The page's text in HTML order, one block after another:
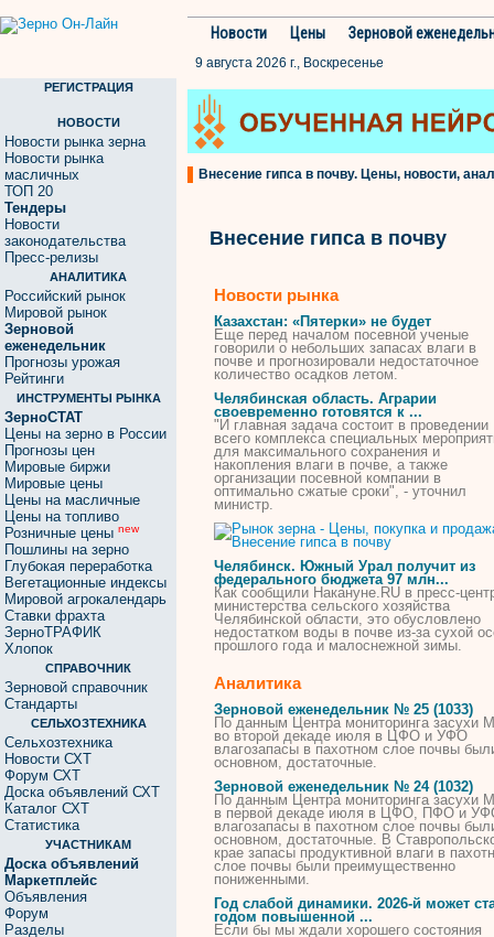
Новости Цены Зерновой
9 августа 2026 г., Воскресенье
РЕГИСТРАЦИЯ
НОВОСТИ
Новости рынка зерна
Новости рынка
масличных
ТОП 20
Тендеры
Новости
законодательства
Пресс-релизы
АНАЛИТИКА
Российский рынок
Мировой рынок
Зерновой
еженедельник
Прогнозы урожая
Рейтинги
ИНСТРУМЕНТЫ РЫНКА
ЗерноСТАТ
Цены на зерно в России
Прогнозы цен
Мировые биржи
Мировые цены
Цены на масличные
Цены на топливо
Розничные цены new
Пошлины на зерно
Глубокая переработка
Вегетационные индексы
Мировой агрокалендарь
Ставки фрахта
ЗерноТРАФИК
Хлопок
СПРАВОЧНИК
Зерновой справочник
Стандарты
СЕЛЬХОЗТЕХНИКА
Сельхозтехника
Новости СХТ
Форум СХТ
Доска объявлений СХТ
Каталог СХТ
Статистика
УЧАСТНИКАМ
Доска объявлений
Маркетплейс
Объявления
Форум
Разделы
Внесение гипса в почву. Цены, новости,
Внесение гипса в почву
Новости рынка
Казахстан: «Пятерки» не будет
Еще перед началом посевной ученые
говорили о небольших запасах влаги в
почве и прогнозировали недостаточное
количество осадков летом.
Челябинская область. Аграрии
своевременно готовятся к ...
"И главная задача состоит в проведении
всего комплекса специальных
для максимального сохранения и
накопления влаги в почве, а также
организации посевной компании в
оптимально сжатые сроки", - уточнил
министр.
Челябинск. Южный Урал получит из
федерального бюджета 97 млн...
Как сообщили Накануне.RU в пресс-
министерства сельского хозяйства
Челябинской области, это обусловлено
недостатком воды в почве из-за сухой
прошлого года и малоснежной зимы.
Аналитика
Зерновой еженедельник № 25 (1033)
По данным Центра мониторинга засухи
во второй декаде июля в ЦФО и УФО
влагозапасы в пахотном слое почвы
основном, достаточные.
Зерновой еженедельник № 24 (1032)
По данным Центра мониторинга засухи
в первой декаде июля в ЦФО, ПФО и
влагозапасы в пахотном слое почвы
основном, достаточные. В
крае запасы продуктивной влаги в
слое почвы были преимущественно
пониженными.
Год слабой динамики. 2026-й может
годом повышенной ...
Если бы мы ждали хорошего состояния